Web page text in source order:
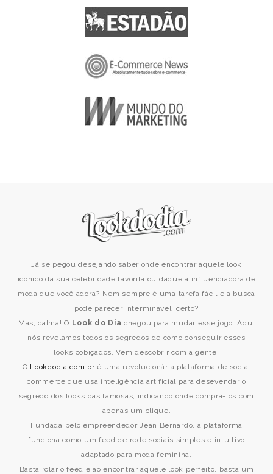
Já se pegou desejando saber onde encontrar aquele look
icônico da sua celebridade favorita ou daquela influenciadora de
moda que você adora? Nem sempre é uma tarefa fácil e a busca
pode parecer interminável, certo?
Mas, calma! O Look do Dia chegou para mudar esse jogo. Aqui
nós revelamos todos os segredos de como conseguir esses
looks cobiçados. Vem descobrir com a gente!
O Lookdodia.com.bré uma revolucionária plataforma de social
commerce que usa inteligência artificial para desevendar o
segredo dos looks das famosas, indicando onde comprá-los com
apenas um clique.
Fundada pelo empreendedor Jean Bernardo, a plataforma
funciona como um feed de rede sociais simples e intuitivo
adaptado para moda feminina.
Basta rolar o feed e ao encontrar aquele look perfeito, basta um